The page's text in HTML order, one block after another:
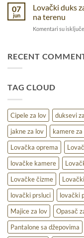
07
jun
Lovački duks
na terenu
Komentari su
RECENT
TAG CLOUD
Cipele za lov duksevi
jakne za lov
kamere za
Lovačka oprema
lovačke kamere
Lovačke čizme
lovački prsluci
lovački
Majice za lov
Opasač
Pantalone sa džepovima